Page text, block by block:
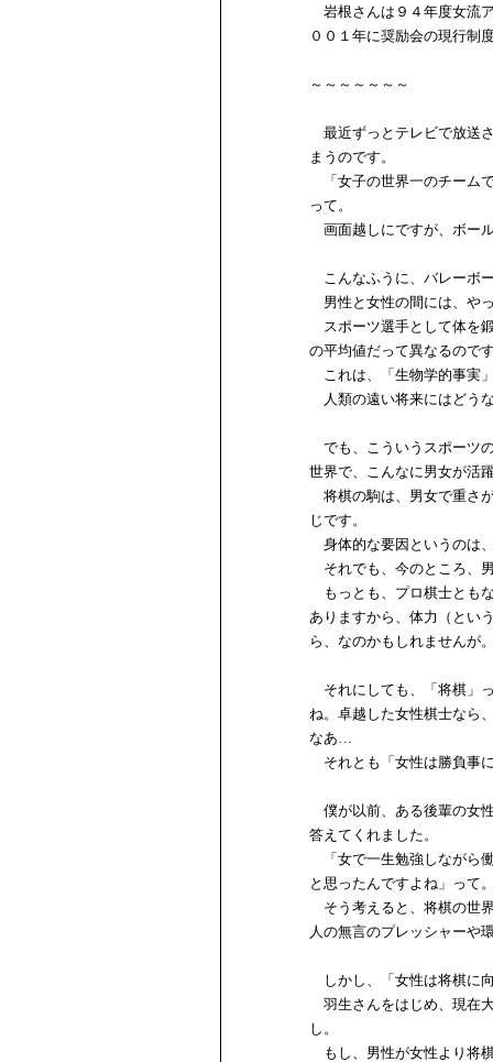
岩根さんは９４年度女流
００１年に奨励会の現行制
～～～～～～～
最近ずっとテレビで放送
まうのです。
「女子の世界一のチーム
って。
画面越しにですが、ボー
こんなふうに、バレーボ
男性と女性の間には、や
スポーツ選手として体を
の平均値だって異なるので
これは、「生物学的事実
人類の遠い将来にはどう
でも、こういうスポーツ
世界で、こんなに男女が活
将棋の駒は、男女で重さ
じです。
身体的な要因というのは
それでも、今のところ、
もっとも、プロ棋士とも
ありますから、体力（とい
ら、なのかもしれませんが
それにしても、「将棋」
ね。卓越した女性棋士なら
なあ…
それとも「女性は勝負事
僕が以前、ある後輩の女
答えてくれました。
「女で一生勉強しながら
と思ったんですよね」って
そう考えると、将棋の世
人の無言のプレッシャーや
しかし、「女性は将棋に
羽生さんをはじめ、現在
し。
もし、男性が女性より将